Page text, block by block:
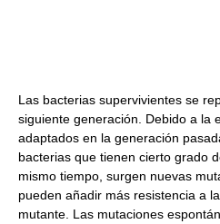
Las bacterias supervivientes se
siguiente generación. Debido a la
adaptados en la generación
bacterias que tienen cierto grado
mismo tiempo, surgen nuevas
pueden añadir más resistencia a
mutante. Las mutaciones